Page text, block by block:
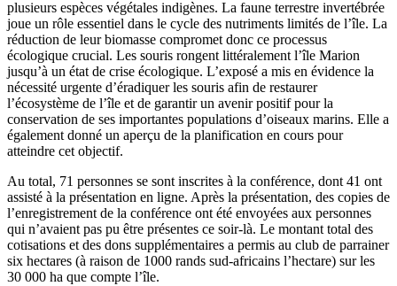
plusieurs espèces végétales indigènes. La faune terrestre invertébrée
joue un rôle essentiel dans le cycle des nutriments limités de l’île. La
réduction de leur biomasse compromet donc ce processus
écologique crucial. Les souris rongent littéralement l’île Marion
jusqu’à un état de crise écologique. L’exposé a mis en évidence la
nécessité urgente d’éradiquer les souris afin de restaurer
l’écosystème de l’île et de garantir un avenir positif pour la
conservation de ses importantes populations d’oiseaux marins. Elle a
également donné un aperçu de la planification en cours pour
atteindre cet objectif.
Au total, 71 personnes se sont inscrites à la conférence, dont 41 ont
assisté à la présentation en ligne. Après la présentation, des copies de
l’enregistrement de la conférence ont été envoyées aux personnes
qui n’avaient pas pu être présentes ce soir-là. Le montant total des
cotisations et des dons supplémentaires a permis au club de parrainer
six hectares (à raison de 1000 rands sud-africains l’hectare) sur les
30 000 ha que compte l’île.